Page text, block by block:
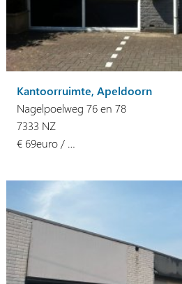
Kantoorruimte, Apeldoorn
Nagelpoelweg 76 en 78
7333 NZ
€ 69euro / …